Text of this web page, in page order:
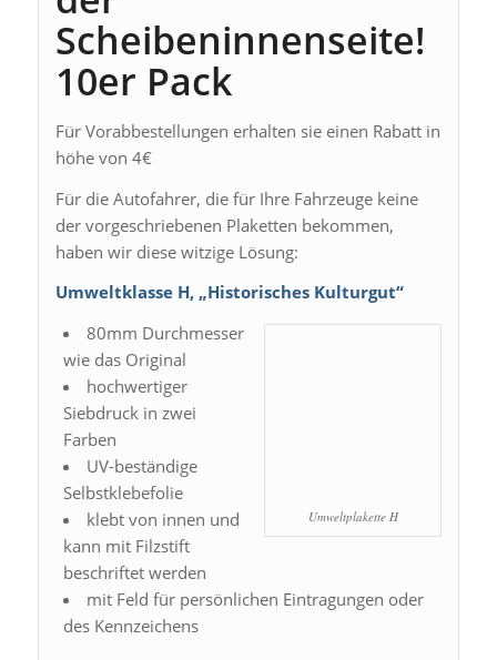
Scheibeninnenseite!
10er Pack
Für Vorabbestellungen erhalten sie einen Rabatt in
höhe von 4€
Für die Autofahrer, die für Ihre Fahrzeuge keine
der vorgeschriebenen Plaketten bekommen,
haben wir diese witzige Lösung:
Umweltklasse H, „Historisches Kulturgut“
Umweltplakette H
80mm Durchmesser
wie das Original
hochwertiger
Siebdruck in zwei
Farben
UV-beständige
Selbstklebefolie
klebt von innen und
kann mit Filzstift
beschriftet werden
mit Feld für persönlichen Eintragungen oder
des Kennzeichens